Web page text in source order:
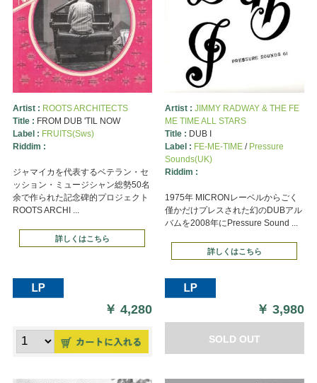
Artist : ROOTS ARCHITECTS
Title : FROM DUB 'TIL NOW
Label : FRUITS(Sws)
Riddim :
ジャマイカを代表するベテラン・セ
ッション・ミュージシャン総勢50名
余で作られた記念碑的プロジェクト
ROOTS ARCHI ...
詳しくはこちら
￥4,280
Artist : JIMMY RADWAY & THE FE
ME TIME ALL STARS
Title : DUB I
Label : FE-ME-TIME/ Pressure
Sounds(UK)
Riddim :
1975年 MICRONレーベルからごく
僅かだけプレスされた幻のDUBアル
バムを2008年にPressure Sound ...
詳しくはこちら
￥3,980
SOLD OUT